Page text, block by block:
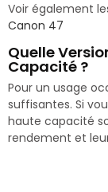
Voir également
Canon 47
Quelle
Capacité ?
Pour un usage
suffisantes. Si
haute capacité
rendement et